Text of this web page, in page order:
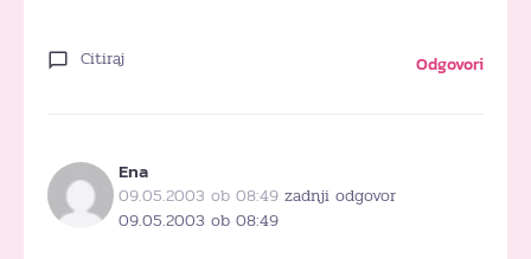
Citiraj Odgovori
Ena
09.05.2003 ob 08:49 zadnji odgovor
09.05.2003 ob 08:49